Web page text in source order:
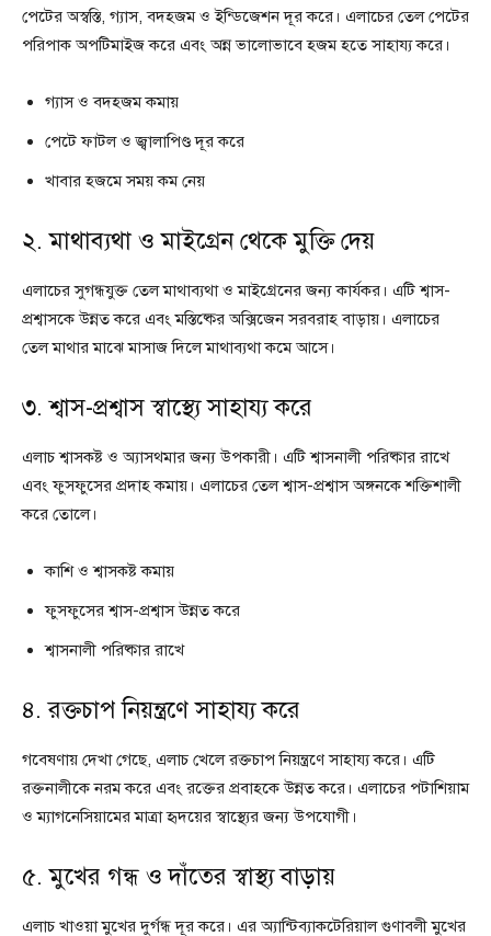
পেটের অস্বস্তি, গ্যাস, বদহজম ও ইন্ডিজেশন দূর করে। এলাচের তেল পেটের
পরিপাক অপটিমাইজ করে এবং অন্ন ভালোভাবে হজম হতে সাহায্য করে।
গ্যাস ও বদহজম কমায়
পেটে ফাটল ও জ্বালাপিণ্ড দূর করে
খাবার হজমে সময় কম নেয়
২. মাথাব্যথা ও মাইগ্রেন থেকে মুক্তি দেয়
এলাচের সুগন্ধযুক্ত তেল মাথাব্যথা ও মাইগ্রেনের জন্য কার্যকর। এটি শ্বাস-
প্রশ্বাসকে উন্নত করে এবং মস্তিষ্কের অক্সিজেন সরবরাহ বাড়ায়। এলাচের
তেল মাথার মাঝে মাসাজ দিলে মাথাব্যথা কমে আসে।
৩. শ্বাস-প্রশ্বাস স্বাস্থ্যে সাহায্য করে
এলাচ শ্বাসকষ্ট ও অ্যাসথমার জন্য উপকারী। এটি শ্বাসনালী পরিষ্কার রাখে
এবং ফুসফুসের প্রদাহ কমায়। এলাচের তেল শ্বাস-প্রশ্বাস অঙ্গনকে শক্তিশালী
করে তোলে।
কাশি ও শ্বাসকষ্ট কমায়
ফুসফুসের শ্বাস-প্রশ্বাস উন্নত করে
শ্বাসনালী পরিষ্কার রাখে
৪. রক্তচাপ নিয়ন্ত্রণে সাহায্য করে
গবেষণায় দেখা গেছে, এলাচ খেলে রক্তচাপ নিয়ন্ত্রণে সাহায্য করে। এটি
রক্তনালীকে নরম করে এবং রক্তের প্রবাহকে উন্নত করে। এলাচের পটাশিয়াম
ও ম্যাগনেসিয়ামের মাত্রা হৃদয়ের স্বাস্থ্যের জন্য উপযোগী।
৫. মুখের গন্ধ ও দাঁতের স্বাস্থ্য বাড়ায়
এলাচ খাওয়া মুখের দুর্গন্ধ দূর করে। এর অ্যান্টিব্যাকটেরিয়াল গুণাবলী মুখের